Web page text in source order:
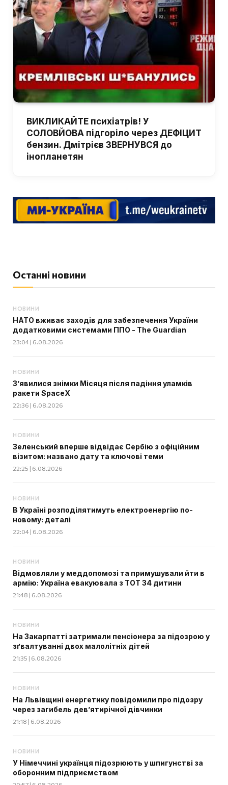
ВИКЛИКАЙТЕ психіатрів! У
СОЛОВЙОВА підгоріло через ДЕФІЦИТ
бензин. Дмітрієв ЗВЕРНУВСЯ до
інопланетян
Останні новини
НОВИНИ
НАТО вживає заходів для забезпечення України
додатковими системами ППО - The Guardian
23:04 | 6.08.2026
НОВИНИ
З’явилися знімки Місяця після падіння уламків
ракети SpaceX
22:36 | 6.08.2026
НОВИНИ
Зеленський вперше відвідає Сербію з офіційним
візитом: названо дату та ключові теми
22:25 | 6.08.2026
НОВИНИ
В Україні розподілятимуть електроенергію по-
новому: деталі
22:04 | 6.08.2026
НОВИНИ
Відмовляли у меддопомозі та примушували йти в
армію: Україна евакуювала з ТОТ 34 дитини
21:48 | 6.08.2026
НОВИНИ
На Закарпатті затримали пенсіонера за підозрою у
зґвалтуванні двох малолітніх дітей
21:35 | 6.08.2026
НОВИНИ
На Львівщині енергетику повідомили про підозру
через загибель дев’ятирічної дівчинки
21:18 | 6.08.2026
НОВИНИ
У Німеччині українця підозрюють у шпигунстві за
оборонним підприємством